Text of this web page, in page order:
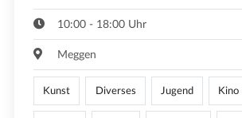
10:00 - 18:00 Uhr
Meggen
Kunst Diverses Jugend Kino